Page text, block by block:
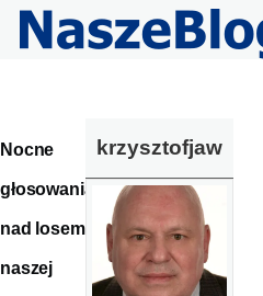
Przejdź do treści
Nocne
głosowania
nad losem
naszej
krzysztofjaw